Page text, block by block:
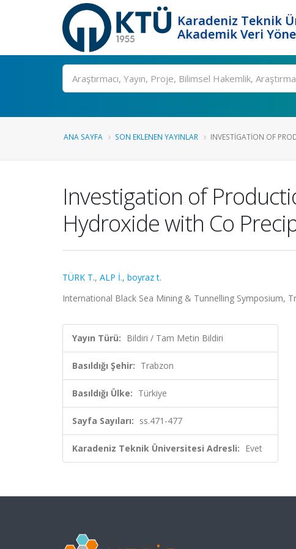
Karadeniz Teknik
Akademik Veri
Ara
ANA SAYFA SON EKLENEN YAYINLAR INVESTIGATION OF
Investigation of
Hydroxide with Co
TÜRK T., ALP İ., boyraz t.
International Black Sea Mining & Tunnelling Symposium,
Yayın Türü: Bildiri / Tam Metin Bildiri
Basıldığı Şehir: Trabzon
Basıldığı Ülke: Türkiye
Sayfa Sayıları: ss.471-477
Karadeniz Teknik Üniversitesi Adresli: Evet